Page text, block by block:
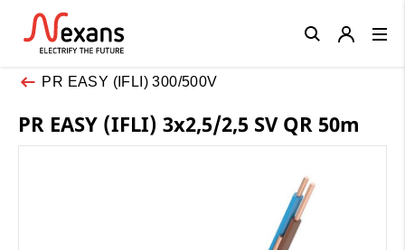
PR EASY (IFLI) 300/500V
PR EASY (IFLI) 3x2,5/2,5 SV QR 50m
Close